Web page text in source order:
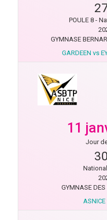
POULE 8 -
GYMNASE
GARDEEN vs
11
Jour
30
GYMNASE DES